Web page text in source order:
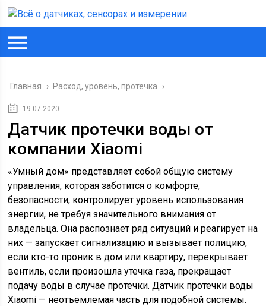
Главная › Расход, уровень, протечка ›
19.07.2020
Датчик протечки воды от
компании Xiaomi
«Умный дом» представляет собой общую систему
управления, которая заботится о комфорте,
безопасности, контролирует уровень использования
энергии, не требуя значительного внимания от
владельца. Она распознает ряд ситуаций и реагирует на
них — запускает сигнализацию и вызывает полицию,
если кто-то проник в дом или квартиру, перекрывает
вентиль, если произошла утечка газа, прекращает
подачу воды в случае протечки. Датчик протечки воды
Xiaomi — неотъемлемая часть для подобной системы.